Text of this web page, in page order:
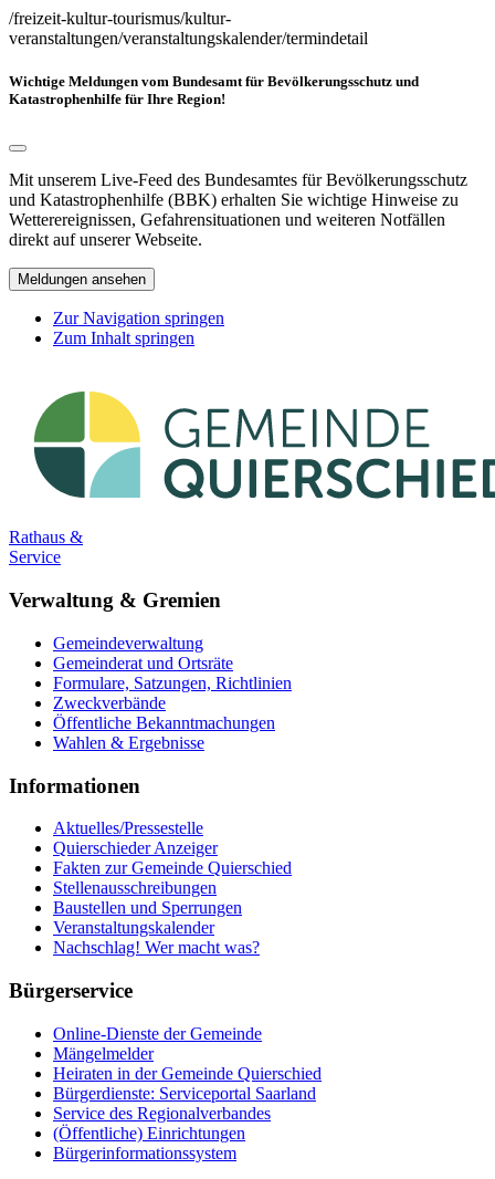
/freizeit-kultur-tourismus/kultur-
veranstaltungen/veranstaltungskalender/termindetail
Wichtige Meldungen vom Bundesamt für Bevölkerungsschutz und
Katastrophenhilfe für Ihre Region!
Mit unserem Live-Feed des Bundesamtes für Bevölkerungsschutz
und Katastrophenhilfe (BBK) erhalten Sie wichtige Hinweise zu
Wetterereignissen, Gefahrensituationen und weiteren Notfällen
direkt auf unserer Webseite.
Meldungen ansehen
Zur Navigation springen
Zum Inhalt springen
Rathaus &
Service
Verwaltung & Gremien
Gemeindeverwaltung
Gemeinderat und Ortsräte
Formulare, Satzungen, Richtlinien
Zweckverbände
Öffentliche Bekanntmachungen
Wahlen & Ergebnisse
Informationen
Aktuelles/Pressestelle
Quierschieder Anzeiger
Fakten zur Gemeinde Quierschied
Stellenausschreibungen
Baustellen und Sperrungen
Veranstaltungskalender
Nachschlag! Wer macht was?
Bürgerservice
Online-Dienste der Gemeinde
Mängelmelder
Heiraten in der Gemeinde Quierschied
Bürgerdienste: Serviceportal Saarland
Service des Regionalverbandes
(Öffentliche) Einrichtungen
Bürgerinformationssystem